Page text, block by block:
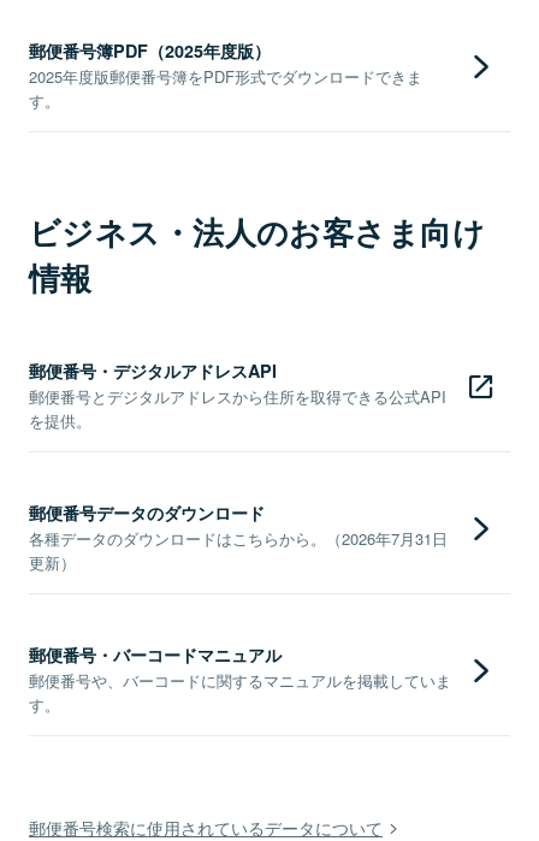
郵便番号簿PDF（2025年度版）
2025年度版郵便番号簿をPDF形式でダウンロードできま
す。
ビジネス・法人のお客さま向け
情報
郵便番号・デジタルアドレスAPI
郵便番号とデジタルアドレスから住所を取得できる公式API
を提供。
郵便番号データのダウンロード
各種データのダウンロードはこちらから。（2026年7月31日
更新）
郵便番号・バーコードマニュアル
郵便番号や、バーコードに関するマニュアルを掲載していま
す。
郵便番号検索に使用されているデータについて